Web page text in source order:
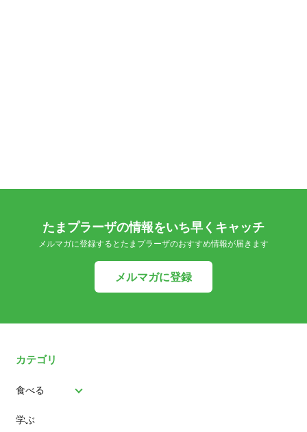
たまプラーザの情報をいち早くキャッチ
メルマガに登録するとたまプラーザのおすすめ情報が届きます
メルマガに登録
カテゴリ
食べる
パン
学ぶ